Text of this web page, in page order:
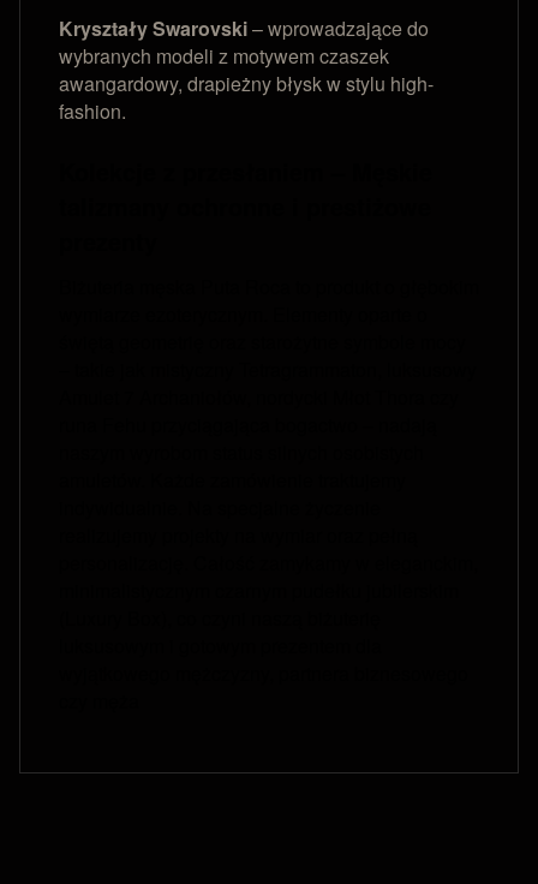
Kryształy Swarovski– wprowadzające do
wybranych modeli z motywem czaszek
awangardowy, drapieżny błysk w stylu high-
fashion.